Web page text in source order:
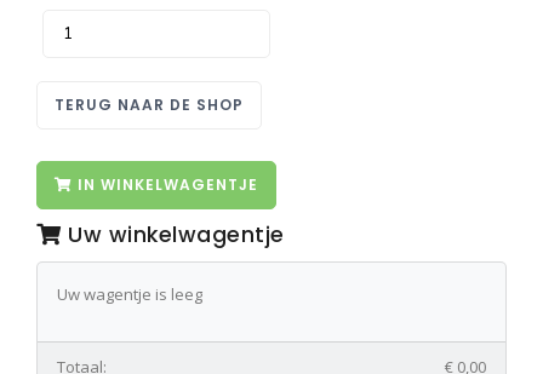
TERUG NAAR DE SHOP
IN WINKELWAGENTJE
Uw winkelwagentje
Uw wagentje is leeg
Totaal: € 0,00